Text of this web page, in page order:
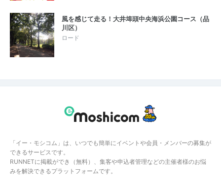
風を感じて走る！大井埠頭中央海浜公園コース（品
川区）
ロード
「イー・モシコム」は、いつでも簡単にイベントや会員・メンバーの募集が
できるサービスです。
RUNNETに掲載ができ（無料）、集客や申込者管理などの主催者様のお悩
みを解決できるプラットフォームです。